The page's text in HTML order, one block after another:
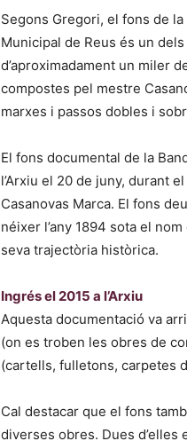
Segons Gregori, el fons de
Municipal de Reus és un
d’aproximadament un miler
compostes pel mestre
marxes i passos dobles i
El fons documental de la
l’Arxiu el 20 de juny, durant
Casanovas Marca. El fons
néixer l’any 1894 sota el
seva trajectòria històrica.
Ingrés el 2015 a l’Arxiu
Aquesta documentació va
(on es troben les obres de
(cartells, fulletons, carpetes
Cal destacar que el fons
diverses obres. Dues d’elles